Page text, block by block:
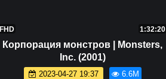
FHD 1:32:20
Корпорация монстров | Monsters,
Inc. (2001)
2023-04-27 19:37 6.6M